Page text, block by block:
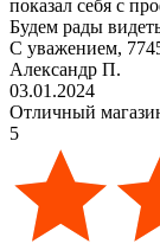
показал себя с
Будем рады
С уважением,
Александр П.
03.01.2024
Отличный
5